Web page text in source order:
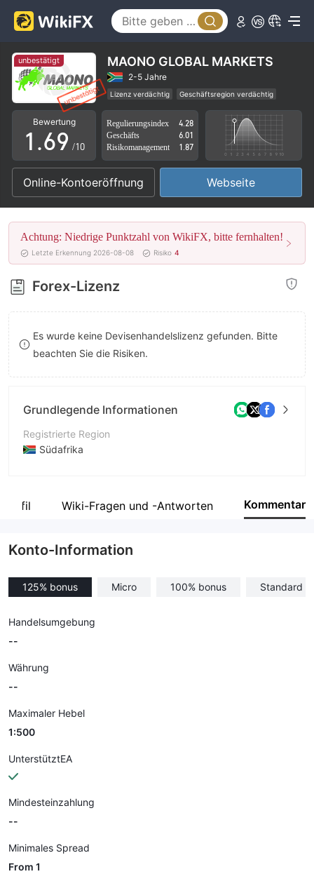
unbestätigt MAONO GLOBAL MARKETS
2-5 Jahre
Lizenz verdächtig
Geschäftsregion verdächtig
Hohes potenzielles Risiko
Bewertung
0
1
2
3
4
5
6
7
8
9
.
2
3
4
5
6
7
8
9
5
6
7
8
9 /10
Regulierungsindex
4.28
Geschäfts
6.01
Risikomanagement
1.87
Online-Kontoeröffnung Webseite
Achtung: Niedrige Punktzahl von WikiFX, bitte fernhalten!
Letzte Erkennung 2026-08-08 Risiko 4
Forex-Lizenz
Es wurde keine Devisenhandelslizenz gefunden. Bitte
beachten Sie die Risiken.
Grundlegende Informationen
Registrierte Region
Südafrika
UnternehmenWiki-Fragen und -Antworten Kommentar
Konto-Information
125% bonus Micro 100% bonus Standard
Handelsumgebung
--
Währung
--
Maximaler Hebel
1:500
UnterstütztEA
Mindesteinzahlung
--
Minimales Spread
From 1